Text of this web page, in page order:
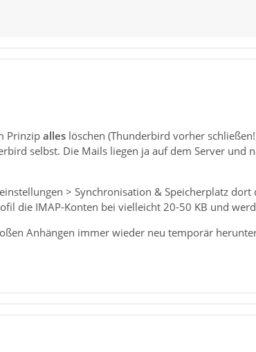
Prinzip alleslöschen (Thunderbird vorher
selbst. Die Mails liegen ja auf dem Server und
> Synchronisation & Speicherplatz dort
die IMAP-Konten bei vielleicht 20-50 KB und
Anhängen immer wieder neu temporär